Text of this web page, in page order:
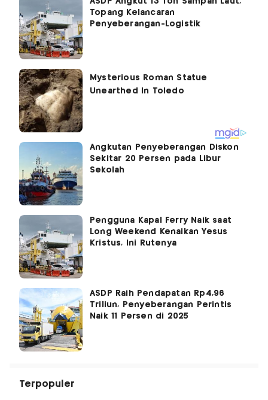
Topang Kelancaran
Penyeberangan-Logistik
Angkutan Penyeberangan Diskon
Sekitar 20 Persen pada Libur
Sekolah
Pengguna Kapal Ferry Naik saat
Long Weekend Kenaikan Yesus
Kristus, Ini Rutenya
ASDP Raih Pendapatan Rp4,96
Triliun, Penyeberangan Perintis
Naik 11 Persen di 2025
Terpopuler